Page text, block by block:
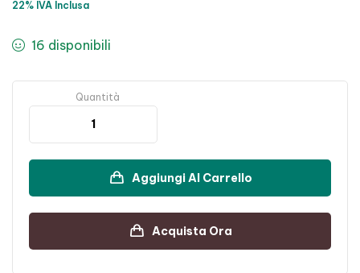
22% IVA Inclusa
16 disponibili
Quantità
Aggiungi Al Carrello
Acquista Ora